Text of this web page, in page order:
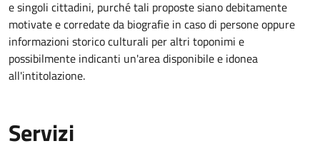
e singoli cittadini, purché tali proposte siano debitamente
motivate e corredate da biografie in caso di persone oppure
informazioni storico culturali per altri toponimi e
possibilmente indicanti un'area disponibile e idonea
all'intitolazione.
Servizi